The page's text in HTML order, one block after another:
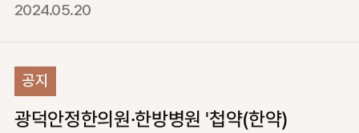
2024.05.20
공지
광덕안정한의원·한방병원 '첩약(한약)